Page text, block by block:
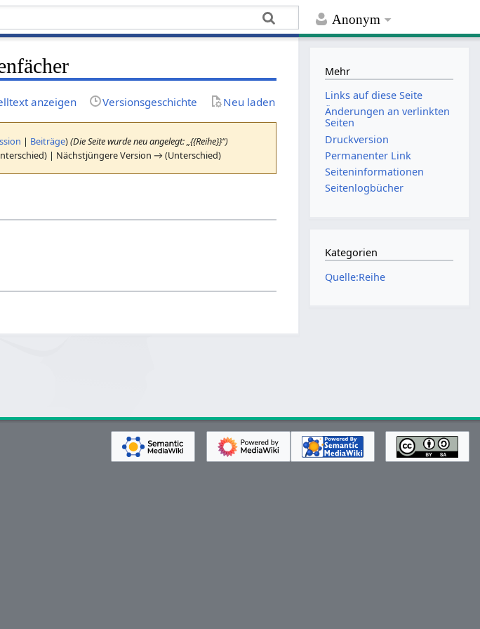
Anonym
anzeigen Versionsgeschichte Neu laden
| Beiträge)(Die Seite wurde neu angelegt: „{{Reihe}}“)
| Nächstjüngere Version → (Unterschied)
Mehr
Links auf diese Seite
Änderungen an verlinkten
Seiten
Druckversion
Permanenter Link
Seiten­­informationen
Seitenlogbücher
Kategorien
Quelle:Reihe